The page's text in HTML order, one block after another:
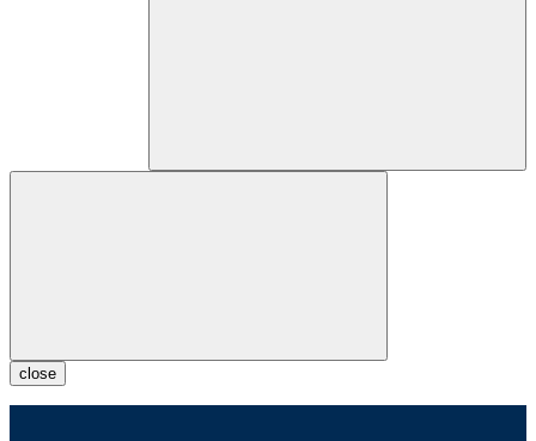
close